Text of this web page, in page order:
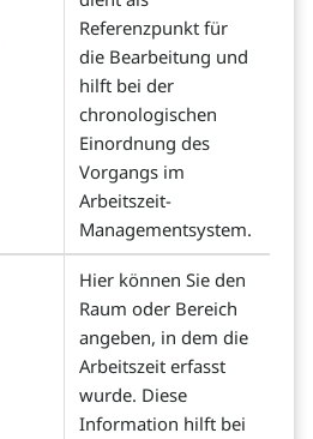
Referenzpunkt für
die Bearbeitung und
hilft bei der
chronologischen
Einordnung des
Vorgangs im
Arbeitszeit-
Managementsystem.
Hier können Sie den
Raum oder Bereich
angeben, in dem die
Arbeitszeit erfasst
wurde. Diese
Information hilft bei